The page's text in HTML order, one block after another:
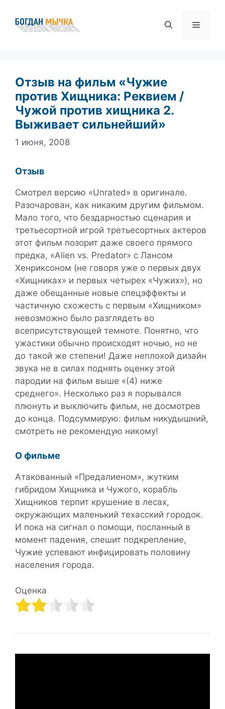
содержимому
Меню
Отзыв на фильм «Чужие
против Хищника: Реквием /
Чужой против хищника 2.
Выживает сильнейший»
1 июня, 2008
Отзыв
Смотрел версию «Unrated» в оригинале.
Разочарован, как никаким другим фильмом.
Мало того, что бездарностью сценария и
третьесортной игрой третьесортных актеров
этот фильм позорит даже своего прямого
предка, «Alien vs. Predator» с Лансом
Хенриксоном (не говоря уже о первых двух
«Хищниках» и первых четырех «Чужих»), но
даже обещанные новые спецэффекты и
частичную схожесть с первым «Хищником»
невозможно было разглядеть во
всеприсутствующей темноте. Понятно, что
ужастики обычно происходят ночью, но не
до такой же степени! Даже неплохой дизайн
звука не в силах поднять оценку этой
пародии на фильм выше «(4) ниже
среднего». Несколько раз я порывался
плюнуть и выключить фильм, не досмотрев
до конца. Подсуммирую: фильм никудышний,
смотреть не рекомендую никому!
О фильме
Атакованный «Предалиеном», жутким
гибридом Хищника и Чужого, корабль
Хищников терпит крушение в лесах,
окружающих маленький техасский городок.
И пока на сигнал о помощи, посланный в
момент падения, спешит подкрепление,
Чужие успевают инфицировать половину
населения города.
Оценка